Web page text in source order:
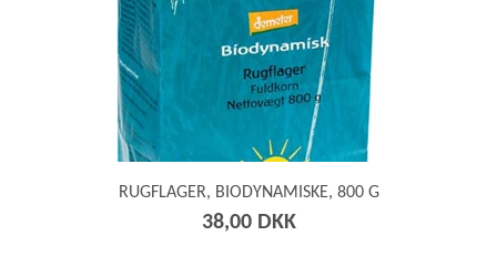
RUGFLAGER, BIODYNAMISKE, 800 G
38,00 DKK